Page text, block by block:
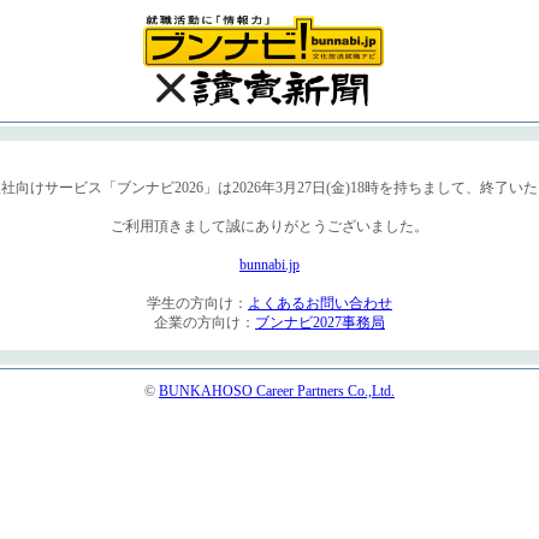
向けサービス「ブンナビ2026」は2026年3月27日(金)18時を持ちまして、終了いた
ご利用頂きまして誠にありがとうございました。
bunnabi.jp
学生の方向け： よくあるお問い合わせ
企業の方向け： ブンナビ2027事務局
© BUNKAHOSO Career Partners Co.,Ltd.